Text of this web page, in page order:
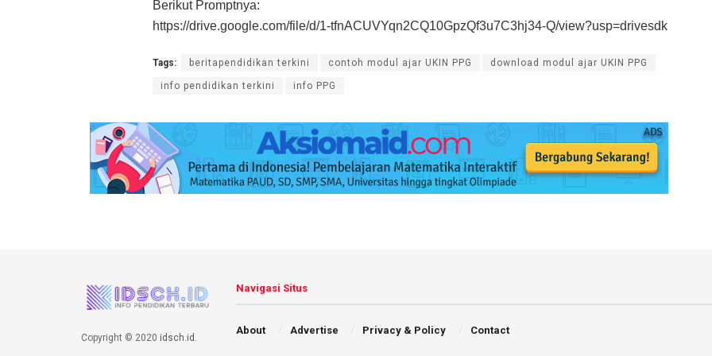
Berikut Promptnya:
https://drive.google.com/file/d/1-tfnACUVYqn2CQ10GpzQf3u7C3hj34-Q/view?usp=drivesdk
Tags: beritapendidikan terkini contoh modul ajar UKIN PPG download modul ajar UKIN PPG
info pendidikan terkini info PPG
Copyright © 2020 idsch.id .
Navigasi Situs
About Advertise Privacy & Policy Contact